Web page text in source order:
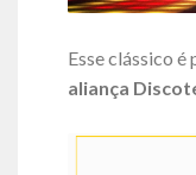
Esse clássico
aliança